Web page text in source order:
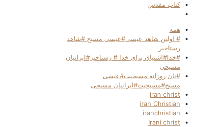
کتاب مقدس
همه
# اولین شاهد عیسی#عیسی مسیح #شاهد
رستاخیر
#خدا#اشتیاق برای خدا # رستاخیز#ایرانیان
مسیحی
#نان روزانه مسیحیت#عیسی
مسیح#مسیحیت#ایرانیان مسیحی
iran christ
iran Christian
iranchristian
Irani christ